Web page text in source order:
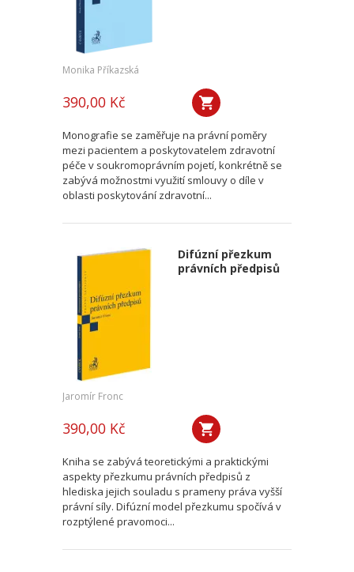
Monika Příkazská
390,00 Kč
Monografie se zaměřuje na právní poměry
mezi pacientem a poskytovatelem zdravotní
péče v soukromoprávním pojetí, konkrétně se
zabývá možnostmi využití smlouvy o díle v
oblasti poskytování zdravotní...
Difúzní přezkum
právních předpisů
Jaromír Fronc
390,00 Kč
Kniha se zabývá teoretickými a praktickými
aspekty přezkumu právních předpisů z
hlediska jejich souladu s prameny práva vyšší
právní síly. Difúzní model přezkumu spočívá v
rozptýlené pravomoci...